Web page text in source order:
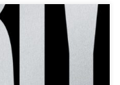
Josha Safdiego,
Marty’ego